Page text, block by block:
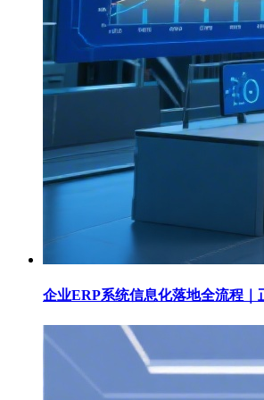
企业ERP系统信息化落地全流程｜